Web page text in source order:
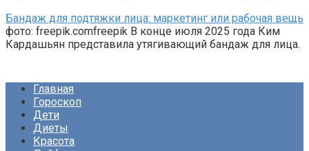
Бандаж для подтяжки лица: маркетинг или рабочая вещь
фото: freepik.comfreepik В конце июля 2025 года Ким
Кардашьян представила утягивающий бандаж для лица.
Главная
Гороскоп
Дети
Диеты
Красота